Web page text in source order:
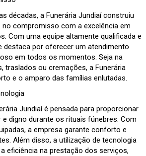
décadas, a Funerária Jundiaí construiu
no compromisso com a excelência em
Com uma equipe altamente qualificada e
destaca por oferecer um atendimento
em todos os momentos. Seja na
traslados ou cremações, a Funerária
e o amparo das famílias enlutadas.
Jundiaí é pensada para proporcionar
digno durante os rituais fúnebres. Com
a empresa garante conforto e
Além disso, a utilização de tecnologia
eficiência na prestação dos serviços,